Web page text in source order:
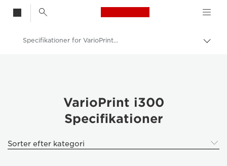
Canon Logo, back
Skift
Erhvervsprodukter
Produktionsprint
Specifikationer for VarioPrint i300
VarioPrint i300
Specifikationer
Sorter efter kategori